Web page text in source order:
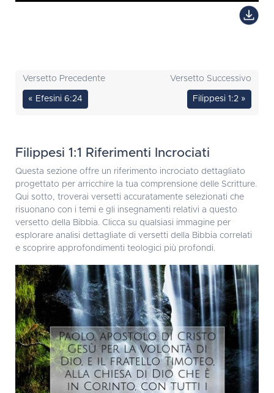
Versetto Precedente
« Efesini 6:24
Versetto Successivo
Filippesi 1:2 »
Filippesi 1:1 Riferimenti Incrociati
Questa sezione offre un riferimento incrociato dettagliato
progettato per arricchire la tua comprensione delle Scritture.
Qui sotto, troverai versetti accuratamente selezionati che
risuonano con i temi e gli insegnamenti relativi a questo
versetto della Bibbia. Clicca su qualsiasi immagine per
esplorare analisi dettagliate di versetti della Bibbia correlati
e scoprire approfondimenti teologici più profondi.